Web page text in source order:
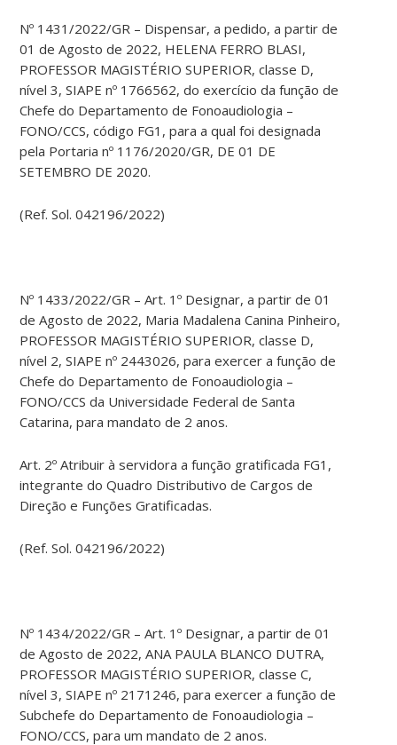
Nº 1431/2022/GR – Dispensar, a pedido, a partir de
01 de Agosto de 2022, HELENA FERRO BLASI,
PROFESSOR MAGISTÉRIO SUPERIOR, classe D,
nível 3, SIAPE nº 1766562, do exercício da função de
Chefe do Departamento de Fonoaudiologia –
FONO/CCS, código FG1, para a qual foi designada
pela Portaria nº 1176/2020/GR, DE 01 DE
SETEMBRO DE 2020.
(Ref. Sol. 042196/2022)
Nº 1433/2022/GR – Art. 1º Designar, a partir de 01
de Agosto de 2022, Maria Madalena Canina Pinheiro,
PROFESSOR MAGISTÉRIO SUPERIOR, classe D,
nível 2, SIAPE nº 2443026, para exercer a função de
Chefe do Departamento de Fonoaudiologia –
FONO/CCS da Universidade Federal de Santa
Catarina, para mandato de 2 anos.
Art. 2º Atribuir à servidora a função gratificada FG1,
integrante do Quadro Distributivo de Cargos de
Direção e Funções Gratificadas.
(Ref. Sol. 042196/2022)
Nº 1434/2022/GR – Art. 1º Designar, a partir de 01
de Agosto de 2022, ANA PAULA BLANCO DUTRA,
PROFESSOR MAGISTÉRIO SUPERIOR, classe C,
nível 3, SIAPE nº 2171246, para exercer a função de
Subchefe do Departamento de Fonoaudiologia –
FONO/CCS, para um mandato de 2 anos.